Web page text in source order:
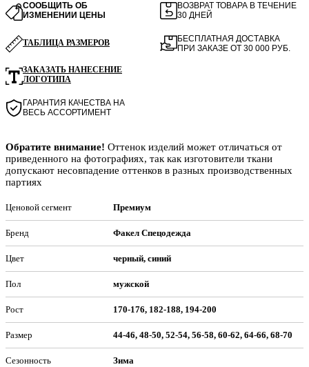
СООБЩИТЬ ОБ
ИЗМЕНЕНИИ ЦЕНЫ
ВОЗВРАТ ТОВАРА В ТЕЧЕНИЕ
30 ДНЕЙ
ТАБЛИЦА РАЗМЕРОВ
ЗАКАЗАТЬ НАНЕСЕНИЕ
ЛОГОТИПА
ГАРАНТИЯ КАЧЕСТВА НА
ВЕСЬ АССОРТИМЕНТ
БЕСПЛАТНАЯ ДОСТАВКА
ПРИ ЗАКАЗЕ ОТ 30 000 РУБ.
Обратите внимание! Оттенок изделий может отличаться от
приведенного на фотографиях, так как изготовители ткани
допускают несовпадение оттенков в разных производственных
партиях
Ценовой сегмент Премиум
Бренд Факел Спецодежда
Цвет черный, синий
Пол мужской
Рост 170-176, 182-188, 194-200
Размер 44-46, 48-50, 52-54, 56-58, 60-62, 64-66, 68-70
Сезонность Зима